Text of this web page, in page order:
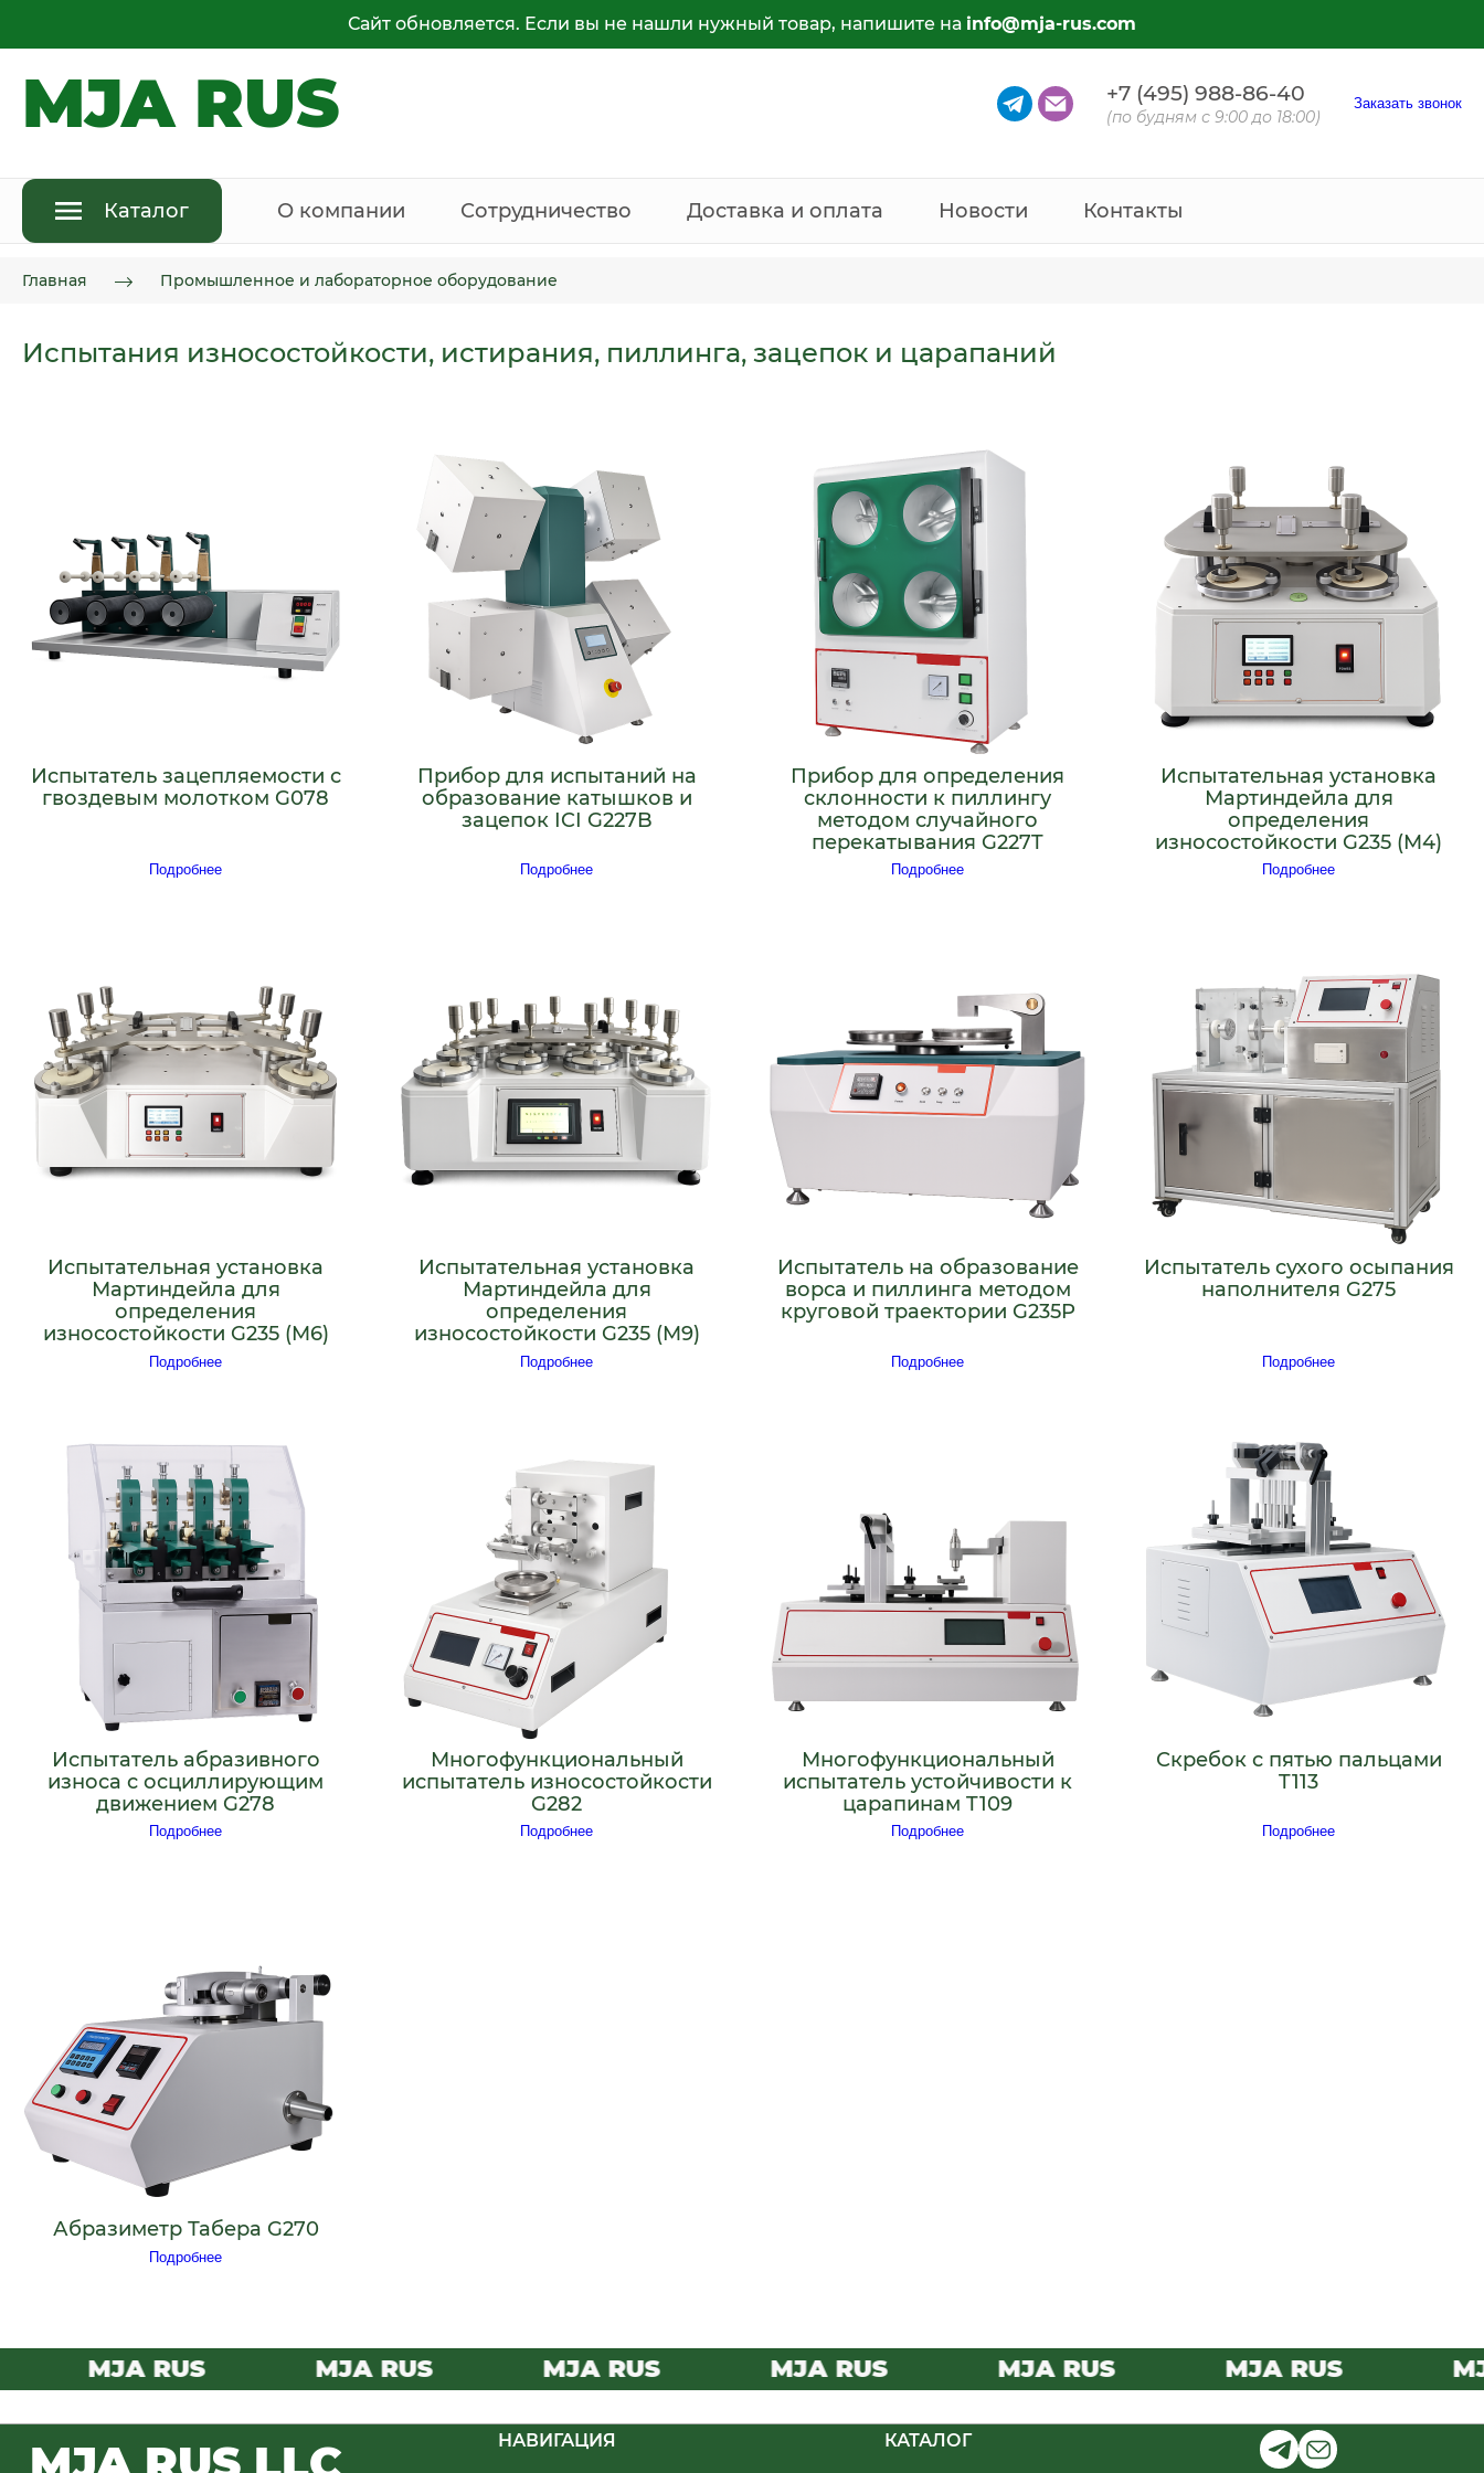
Сайт обновляется. Если вы не нашли нужный товар, напишите на info@mja-rus.com
MJA RUS +7 (495) 988-86-40
(по будням с 9:00 до 18:00)
Заказать звонок
Каталог О компании Сотрудничество Доставка и оплата Новости Контакты
Главная Промышленное и лабораторное оборудование
Испытания износостойкости, истирания, пиллинга, зацепок и царапаний
Испытатель зацепляемости с
гвоздевым молотком G078
Подробнее
Прибор для испытаний на
образование катышков и
зацепок ICI G227B
Подробнее
Прибор для определения
склонности к пиллингу
методом случайного
перекатывания G227T
Подробнее
Испытательная установка
Мартиндейла для
определения
износостойкости G235 (M4)
Подробнее
Испытательная установка
Мартиндейла для
определения
износостойкости G235 (M6)
Подробнее
Испытательная установка
Мартиндейла для
определения
износостойкости G235 (M9)
Подробнее
Испытатель на образование
ворса и пиллинга методом
круговой траектории G235P
Подробнее
Испытатель сухого осыпания
наполнителя G275
Подробнее
Испытатель абразивного
износа с осциллирующим
движением G278
Подробнее
Многофункциональный
испытатель износостойкости
G282
Подробнее
Многофункциональный
испытатель устойчивости к
царапинам T109
Подробнее
Скребок с пятью пальцами
T113
Подробнее
Абразиметр Табера G270
Подробнее
MJA RUS MJA RUS MJA RUS MJA RUS MJA RUS MJA RUS MJA
НАВИГАЦИЯ КАТАЛОГ